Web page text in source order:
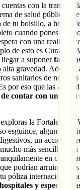
cuentas con la
de salud pública
de tu bolsillo, a
cuando pones
con una realidad
de esto es Curazao.
a suponer
gravedad. Además,
sanitarios de nefastas
por eso que las
contar con un buen
la Fortaleza de
esguince, alguna
un accidente
más sencillo,
en cama,
podrían arruinar más
póliza internacional
y